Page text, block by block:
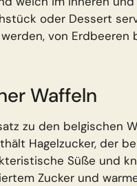
oder Dessert
von Erdbeeren
Waffeln
zu den belgischen
Hagelzucker, der
Süße und
Zucker und